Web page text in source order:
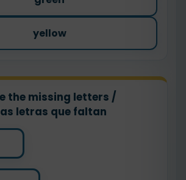
yellow
the missing letters /
letras que faltan